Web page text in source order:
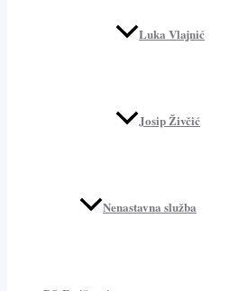
Luka Vlajnić
Josip Živčić
Nenastavna služba